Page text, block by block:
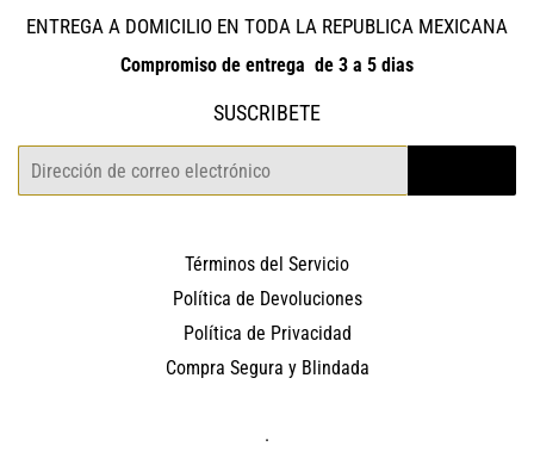
ENTREGA A DOMICILIO EN TODA LA REPUBLICA MEXICANA
Compromiso de entrega de 3 a 5 dias
SUSCRIBETE
Términos del Servicio
Política de Devoluciones
Política de Privacidad
Compra Segura y Blindada
.